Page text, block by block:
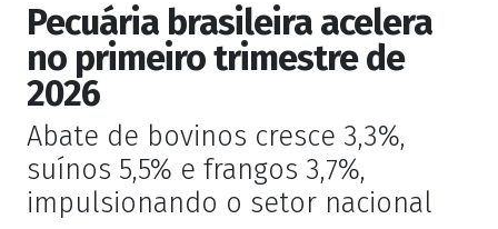
Pecuária brasileira acelera
no primeiro trimestre de
2026
Abate de bovinos cresce 3,3%,
suínos 5,5% e frangos 3,7%,
impulsionando o setor nacional